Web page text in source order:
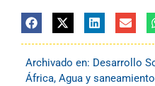
Archivado en: Desarrollo
África, Agua y saneamiento